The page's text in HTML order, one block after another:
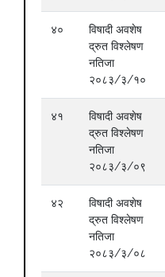
४०
विषादी अवशेष
द्रुत विश्लेषण
नतिजा
२०८३/३/१०
४१
विषादी अवशेष
द्रुत विश्लेषण
नतिजा
२०८३/३/०९
४२
विषादी अवशेष
द्रुत विश्लेषण
नतिजा
२०८३/३/०८